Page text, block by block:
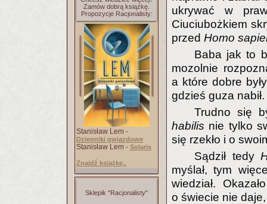
Zamów dobrą książkę.
Propozycje Racjonalisty:
Stanisław Lem -
Dzienniki gwiazdowe
Stanisław Lem - Solaris
Znajdź książkę..
Sklepik "Racjonalisty"
ukrywać w
Ciuciubożkiem
przed Homo
Baba jak to
mozolnie
a które dobre
gdzieś guza nabił.
Trudno się
habilis nie tylko
się rzekło i o
Sądził tedy
myślał, tym
wiedział.
o świecie nie